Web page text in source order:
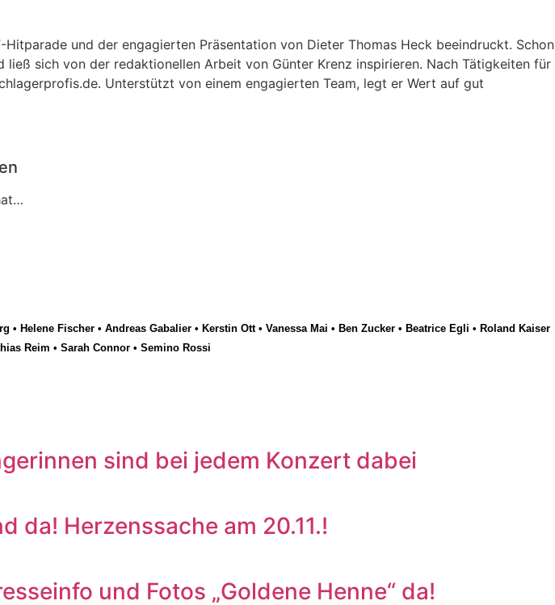
und der engagierten Präsentation von Dieter Thomas Heck beeindruckt. Schon
sich von der redaktionellen Arbeit von Günter Krenz inspirieren. Nach Tätigkeiten für
Unterstützt von einem engagierten Team, legt er Wert auf gut
• Helene Fischer • Andreas Gabalier • Kerstin Ott• Vanessa Mai • Ben Zucker • Beatrice Egli • Roland Kaiser
Reim • Sarah Connor • Semino Rossi
sind bei jedem Konzert dabei
da! Herzenssache am 20.11.!
und Fotos „Goldene Henne“ da!